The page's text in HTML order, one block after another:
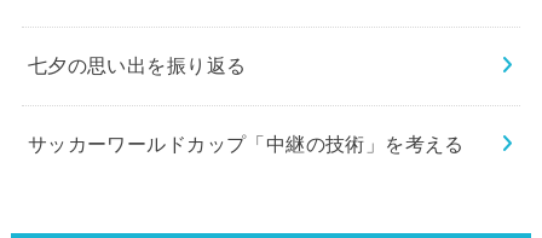
七夕の思い出を振り返る
サッカーワールドカップ「中継の技術」を考える